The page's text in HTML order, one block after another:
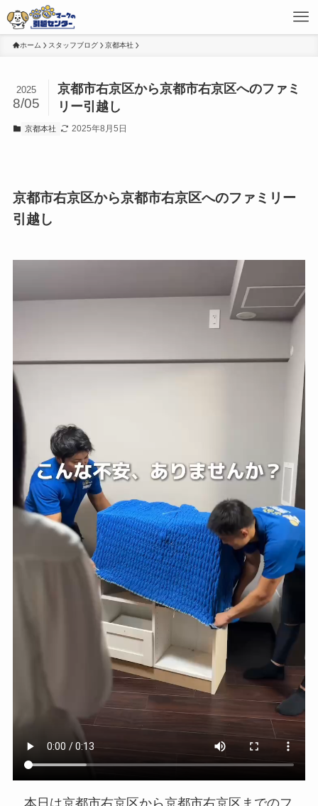
ホーム スタッフブログ 京都本社
京都市右京区から京都市右京区へのファミ
リー引越し
2025
8/05
京都本社 2025年8月5日
京都市右京区から京都市右京区へのファミリー
引越し
本日は京都市右京区から京都市右京区までのフ